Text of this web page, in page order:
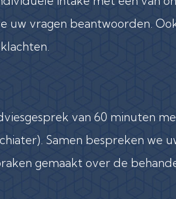
uw vragen beantwoorden.
van 60 minuten
Samen bespreken we
gemaakt over de